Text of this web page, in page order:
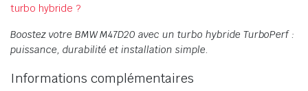
turbo hybride ?
Boostez votre BMW M47D20 avec un turbo hybride TurboPerf :
puissance, durabilité et installation simple.
Informations complémentaires